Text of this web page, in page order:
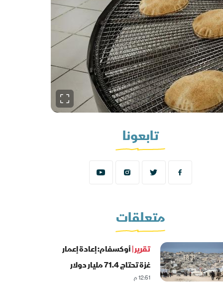
تابعونا
متعلقات
تقرير |أوكسفام: إعادة إعمار
غزة تحتاج 71.4 مليار دولار
12:51 م